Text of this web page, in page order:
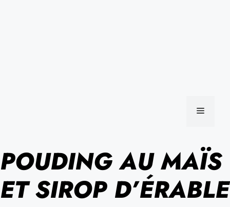
MENU
POUDING AU MAÏS
ET SIROP D’ÉRABLE